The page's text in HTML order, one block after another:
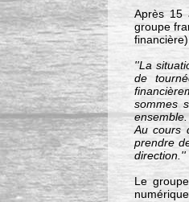
Après 15
groupe
''La
de
sommes
ensemble.
Au cours
prendre
direction.''
Le